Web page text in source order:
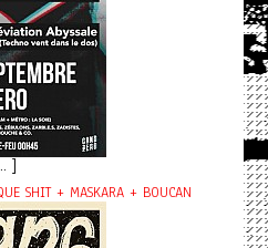
]
SHIT + MASKARA + BOUCAN